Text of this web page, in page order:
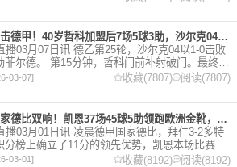
马体育报》和《都灵体育报》三大报都给戴维打
2冲击德甲！40岁哲科加盟后7场5球3助，沙尔克04继续领跑德乙！
播03月07日讯 德乙第25轮，沙尔克04以1-0击败
菲尔德。 第15分钟，哲科门前补射破门。最终凭
科的进球沙尔克04成功拿到3分，继续领跑德
03-07] 收藏(7807) 阅读(7807)
2国家德比双响！凯恩37场45球5助领跑欧洲金靴，32岁保持赛季全勤
播03月01日讯 凌晨德甲国家德比，拜仁3-2多特
分榜上确立了11分的领先优势，凯恩本场比赛上
响。 本赛季32岁的凯恩仍然保持着超高的效率，
03-01] 收藏(8192) 阅读(8192)